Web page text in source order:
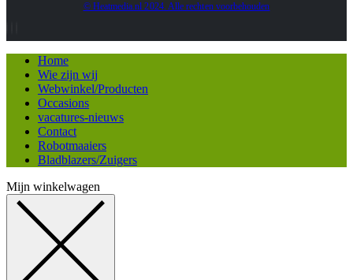
© Heatmedia.nl 2024. Alle rechten voorbehouden
Home
Wie zijn wij
Webwinkel/Producten
Occasions
vacatures-nieuws
Contact
Robotmaaiers
Bladblazers/Zuigers
Mijn winkelwagen